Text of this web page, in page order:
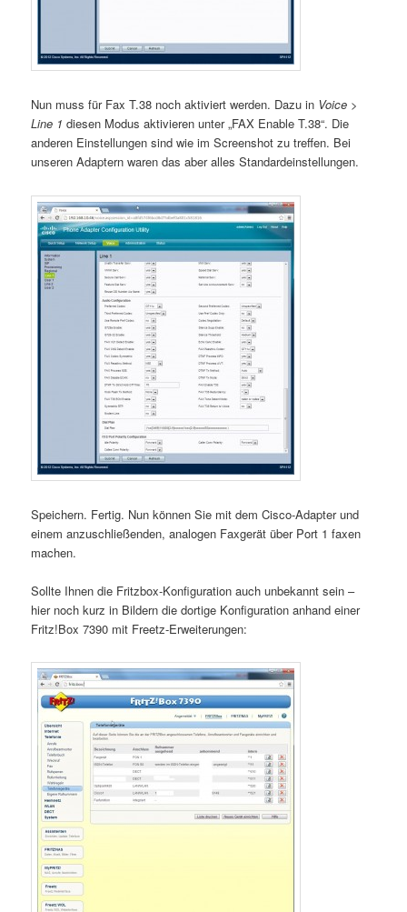
Nun muss für Fax T.38 noch aktiviert werden. Dazu in Voice >
Line 1 diesen Modus aktivieren unter „FAX Enable T.38“. Die
anderen Einstellungen sind wie im Screenshot zu treffen. Bei
unseren Adaptern waren das aber alles Standardeinstellungen.
Speichern. Fertig. Nun können Sie mit dem Cisco-Adapter und
einem anzuschließenden, analogen Faxgerät über Port 1 faxen
machen.
Sollte Ihnen die Fritzbox-Konfiguration auch unbekannt sein –
hier noch kurz in Bildern die dortige Konfiguration anhand einer
Fritz!Box 7390 mit Freetz-Erweiterungen: